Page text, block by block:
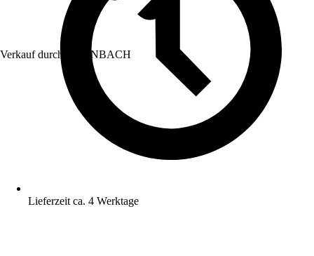
Verkauf durch: HORNBACH
Lieferzeit ca. 4 Werktage